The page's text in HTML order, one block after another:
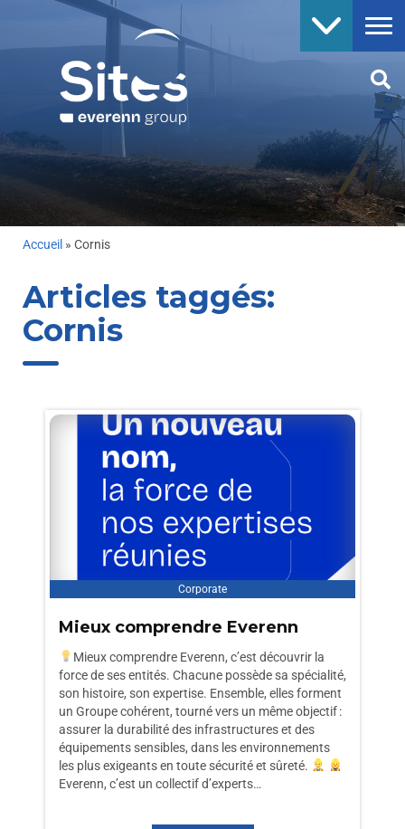
Accueil » Cornis
Articles taggés:
Cornis
Corporate
Mieux comprendre Everenn
Mieux comprendre Everenn, c’est découvrir la
force de ses entités. Chacune possède sa spécialité,
son histoire, son expertise. Ensemble, elles forment
un Groupe cohérent, tourné vers un même objectif :
assurer la durabilité des infrastructures et des
équipements sensibles, dans les environnements
les plus exigeants en toute sécurité et sûreté.
Everenn, c’est un collectif d’experts…